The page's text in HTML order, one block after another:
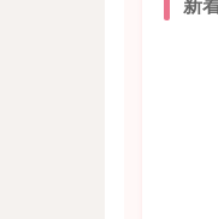
新